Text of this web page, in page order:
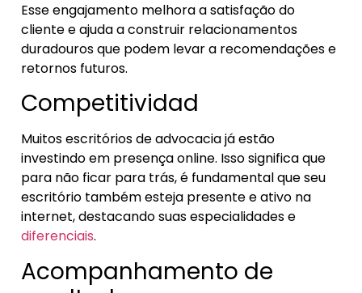
Esse engajamento melhora a satisfação do
cliente e ajuda a construir relacionamentos
duradouros que podem levar a recomendações e
retornos futuros.
Competitividad
Muitos escritórios de advocacia já estão
investindo em presença online. Isso significa que
para não ficar para trás, é fundamental que seu
escritório também esteja presente e ativo na
internet, destacando suas especialidades e
diferenciais.
Acompanhamento de